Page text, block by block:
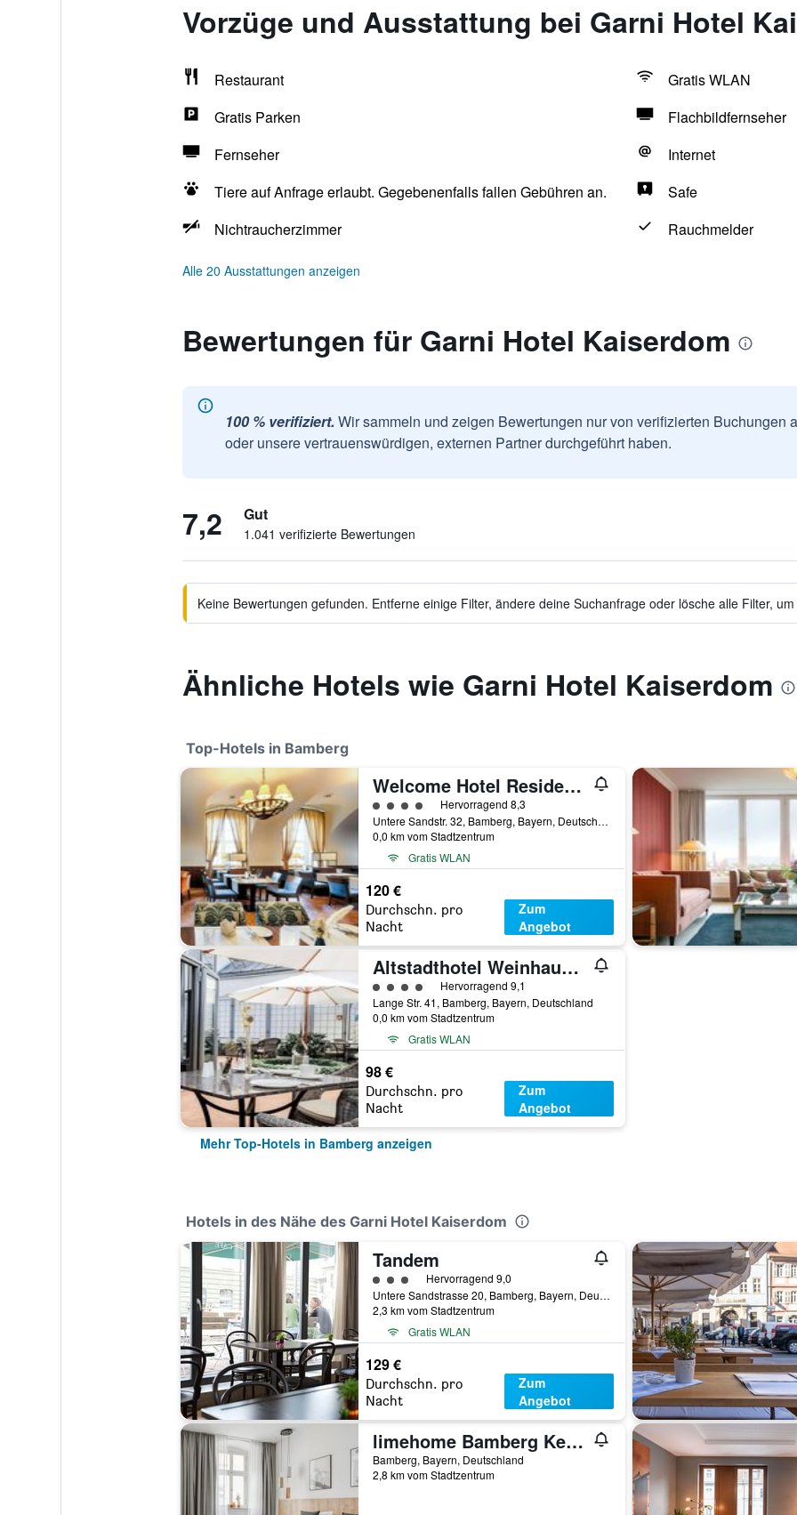
Vorzüge und Ausstattung bei Garni Hotel
Restaurant
Gratis WLAN
Gratis Parken
Flachbildfernseher
Fernseher
Internet
Tiere auf Anfrage erlaubt. Gegebenenfalls fallen Gebühren an.
Safe
Nichtraucherzimmer
Rauchmelder
Alle 20 Ausstattungen anzeigen
Bewertungen für Garni Hotel Kaiserdom
100 % verifiziert. Wir sammeln und zeigen Bewertungen nur von verifizierten Buchungen
oder unsere vertrauenswürdigen, externen Partner durchgeführt haben.
7,2 Gut
1.041 verifizierte Bewertungen
Keine Bewertungen gefunden. Entferne einige Filter, ändere deine Suchanfrage oder lösche alle Filter,
Ähnliche Hotels wie Garni Hotel Kaiserdom
Top-Hotels in Bamberg
Welcome Hotel Residenzschloss Bamberg
Bewertungskategorie 4
Hervorragend 8,3
Untere Sandstr. 32, Bamberg, Bayern, Deutschland
0,0 km vom Stadtzentrum
Gratis WLAN
120 €
Durchschn. pro
Nacht
Zum
Angebot
Altstadthotel Weinhaus Messerschmitt
Bewertungskategorie 4
Hervorragend 9,1
Lange Str. 41, Bamberg, Bayern, Deutschland
0,0 km vom Stadtzentrum
Gratis WLAN
98 €
Durchschn. pro
Nacht
Zum
Angebot
Mehr Top-Hotels in Bamberg anzeigen
Hotels in des Nähe des Garni Hotel Kaiserdom
Tandem
Bewertungskategorie 3
Hervorragend 9,0
Untere Sandstrasse 20, Bamberg, Bayern, Deutschland
2,3 km vom Stadtzentrum
Gratis WLAN
129 €
Durchschn. pro
Nacht
Zum
Angebot
limehome Bamberg Keßlerstraße
Bamberg, Bayern, Deutschland
2,8 km vom Stadtzentrum